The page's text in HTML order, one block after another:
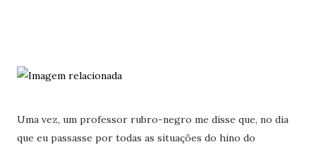
Uma vez, um professor rubro-negro me disse que, no dia
que eu passasse por todas as situações do hino do